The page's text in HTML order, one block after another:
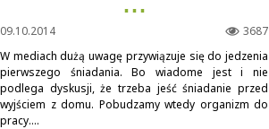
▪ ▪ ▪
3687
09.10.2014
W mediach dużą uwagę przywiązuje się do jedzenia
pierwszego śniadania. Bo wiadome jest i nie
podlega dyskusji, że trzeba jeść śniadanie przed
wyjściem z domu. Pobudzamy wtedy organizm do
pracy....